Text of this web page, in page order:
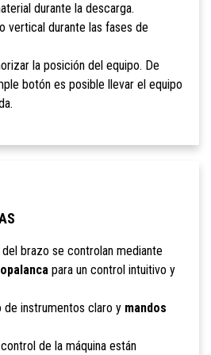
durante la descarga.
vertical durante las fases de
la posición del equipo. De
botón es posible llevar el equipo
brazo se controlan mediante
para un control intuitivo y
de instrumentos claro y mandos
de la máquina están